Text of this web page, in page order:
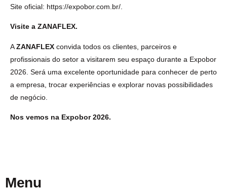
Site oficial: https://expobor.com.br/.
Visite a ZANAFLEX.
AZANAFLEX convida todos os clientes, parceiros e
profissionais do setor a visitarem seu espaço durante a Expobor
2026. Será uma excelente oportunidade para conhecer de perto
a empresa, trocar experiências e explorar novas possibilidades
de negócio.
Nos vemos na Expobor 2026.
Menu